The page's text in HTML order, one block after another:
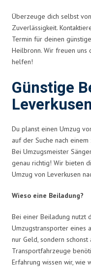
Überzeuge dich selbst
Zuverlässigkeit.
Termin für deinen
Heilbronn. Wir freuen uns
helfen!
Günstige
Du planst einen Umzug
auf der Suche nach
Bei Umzugsmeister
genau richtig! Wir bieten
Umzug von Leverkusen
Wieso eine Beiladung?
Bei einer Beiladung nutzt
Umzugstransporter eines
nur Geld, sondern
Transportfahrzeuge
Erfahrung wissen wir, wie